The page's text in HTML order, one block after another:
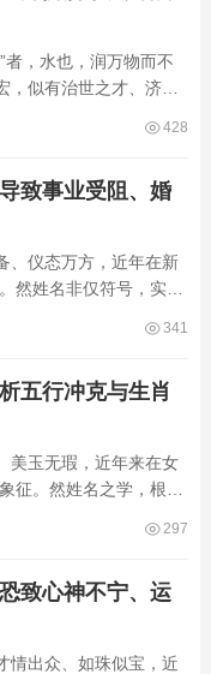
者，水也，润万物而不
，似有治世之才、济民
文辞之美，实为命理五
428
致事业受阻、婚
、仪态万方，近年在新
然姓名非仅符号，实为
致意志薄弱、事业难
341
五行冲克与生肖
美玉无瑕，近年来在女
征。然姓名之学，根在
之局，若不顾命主根
297
致心神不宁、运
情出众、如珠似宝，近